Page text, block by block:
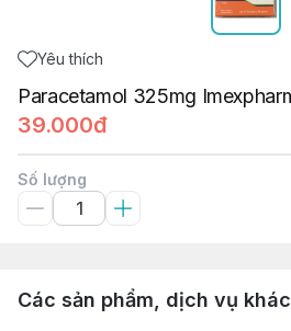
Yêu thích
Paracetamol 325mg
39.000đ
Số lượng
Các sản phẩm, dịch vụ khác